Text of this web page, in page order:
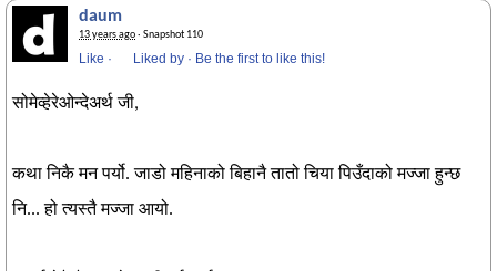
daum
13 years ago· Snapshot 110
Like · Liked by · Be the first to like this!
सोमेव्हेरेओन्देअर्थ जी,
कथा निकै मन पर्यो. जाडो महिनाको बिहानै तातो चिया पिउँदाको मज्जा हुन्छ
नि... हो त्यस्तै मज्जा आयो.